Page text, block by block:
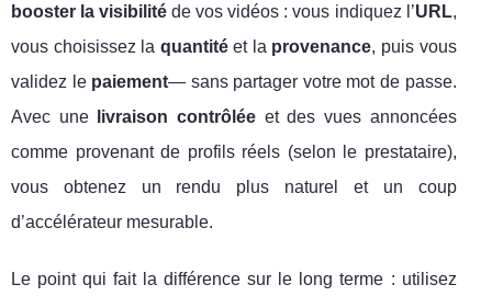
booster la visibilité de vos vidéos : vous indiquez l’URL,
vous choisissez la quantitéet la provenance, puis vous
validez le paiement— sans partager votre mot de passe.
Avec une
livraison contrôléeet des vues annoncées
comme provenant de profils réels (selon le prestataire),
vous obtenez un rendu plus naturel et un coup
d’accélérateur mesurable.
Le point qui fait la différence sur le long terme : utilisez